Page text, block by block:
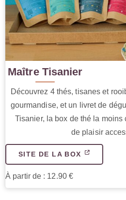
Maître Tisanier
Découvrez 4 thés, tisanes et
gourmandise, et un livret de
Tisanier, la box de thé la moins
de plaisir
SITE DE LA BOX
À partir de : 12.90 €